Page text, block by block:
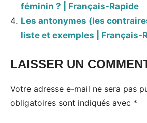
féminin ? | Français-Rapide
Les antonymes (les
liste et exemples | Français-
LAISSER UN
Votre adresse e-mail ne sera pas
obligatoires sont indiqués avec *